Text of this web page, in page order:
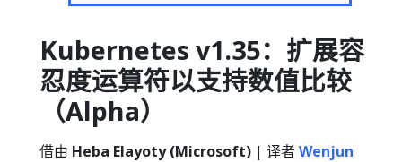
Kubernetes v1.35：扩展容
忍度运算符以支持数值比较
（Alpha）
借由 Heba Elayoty (Microsoft) | 译者Wenjun